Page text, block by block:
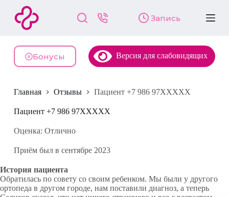
й
и
у
и
Запись
Бонусы Версия для слабовидящих
Главная Отзывы Пациент +7 986 97XXXXX
Пациент +7 986 97XXXXX
Оценка: Отлично
Приём был в сентябре 2023
История пациента
Обратилась по совету со своим ребенком. Мы были у другого
ортопеда в другом городе, нам поставили диагноз, а теперь